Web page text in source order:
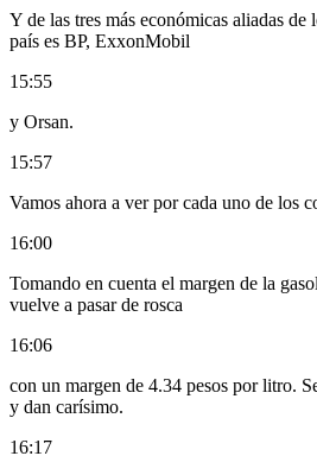
Y de las tres más económicas aliadas de
país es BP, ExxonMobil
15:55
y Orsan.
15:57
Vamos ahora a ver por cada uno de los
16:00
Tomando en cuenta el margen de la
vuelve a pasar de rosca
16:06
con un margen de 4.34 pesos por litro.
y dan carísimo.
16:17